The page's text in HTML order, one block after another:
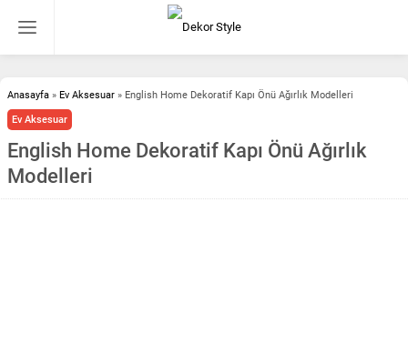
Anasayfa » Ev Aksesuar » English Home Dekoratif Kapı Önü Ağırlık Modelleri
Ev Aksesuar
English Home Dekoratif Kapı Önü Ağırlık
Modelleri